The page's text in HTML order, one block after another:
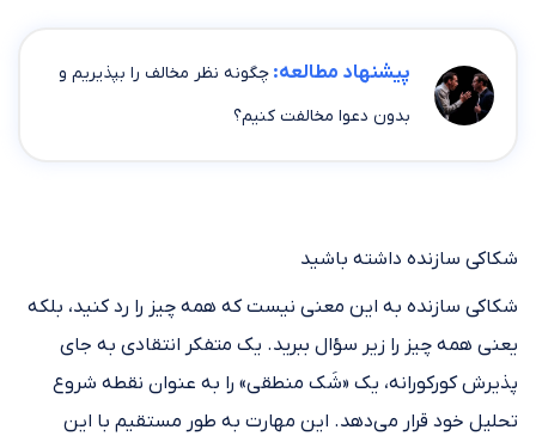
پیشنهاد مطالعه: چگونه نظر مخالف را بپذیریم و
بدون دعوا مخالفت کنیم؟
شکاکی سازنده داشته باشید
شکاکی سازنده به این معنی نیست که همه چیز را رد کنید، بلکه
یعنی همه چیز را زیر سؤال ببرید. یک متفکر انتقادی به جای
پذیرش کورکورانه، یک «شَک منطقی» را به عنوان نقطه شروع
تحلیل خود قرار می‌دهد. این مهارت به طور مستقیم با این